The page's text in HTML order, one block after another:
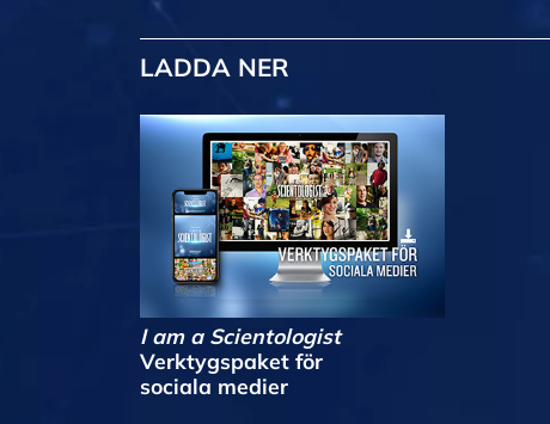
LADDA NER
I am a Scientologist
Verktygspaket för
sociala medier